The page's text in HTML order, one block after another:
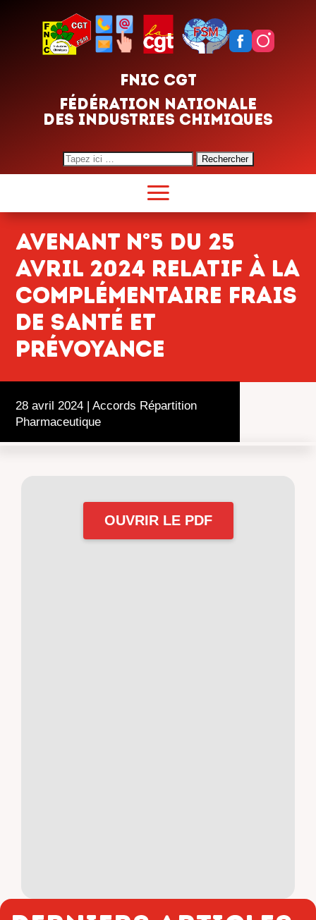
FNIC CGT
FÉDÉRATION NATIONALE
DES INDUSTRIES CHIMIQUES
Search
for:
Avenant n°5 du 25
avril 2024 relatif à la
complémentaire frais
de santé et
prévoyance
28 avril 2024 | Accords Répartition
Pharmaceutique
OUVRIR LE PDF